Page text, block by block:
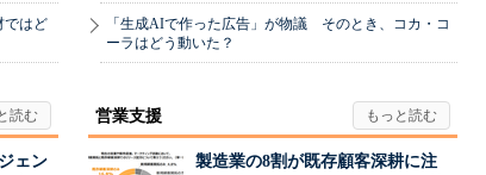
ではど
「生成AIで作った広告」が物議 そのとき、コカ・コ
ーラはどう動いた？
ェン
営業支援
製造業の8割が既存顧客深耕に注